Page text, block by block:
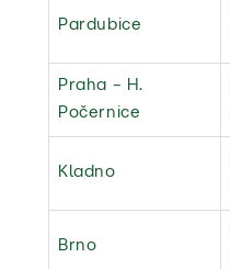
Pardubice
Praha – H.
Počernice
Kladno
Brno